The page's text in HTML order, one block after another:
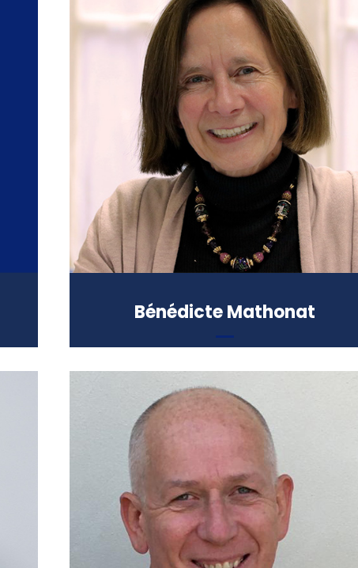
Bénédicte Mathonat
Professeur de philosophie
Formation :
Doctorat en philosophie (Université
Paris IV-Sorbonne)
Ancien chef d’entreprise
Professeur de français,
mathématiques et dessin industriel